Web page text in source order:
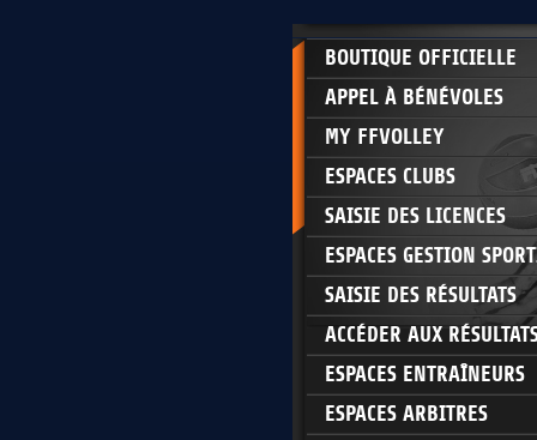
BOUTIQUE OFFICIELLE
APPEL À BÉNÉVOLES
MY FFVOLLEY
ESPACES CLUBS
SAISIE DES LICENCES
ESPACES GESTION
SAISIE DES RÉSULTATS
ACCÉDER AUX
ESPACES ENTRAÎNEURS
ESPACES ARBITRES